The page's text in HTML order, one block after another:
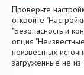
Проверьте
откройте
"Безопасность и
опция
неизвестных
загруженные не